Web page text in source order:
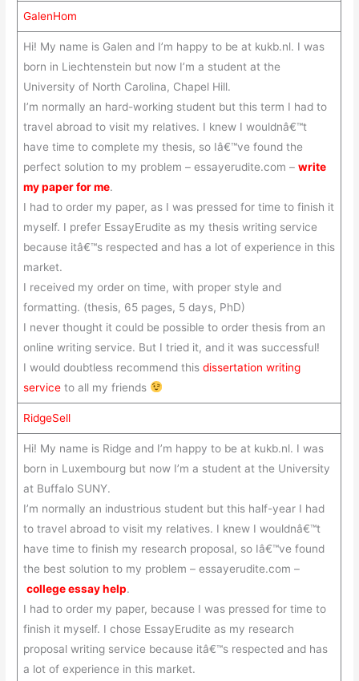
GalenHom
Hi! My name is Galen and I’m happy to be at kukb.nl. I was
born in Liechtenstein but now I’m a student at the
University of North Carolina, Chapel Hill.
I’m normally an hard-working student but this term I had to
travel abroad to visit my relatives. I knew I wouldnâ€™t
have time to complete my thesis, so Iâ€™ve found the
perfect solution to my problem – essayerudite.com – write
my paper for me.
I had to order my paper, as I was pressed for time to finish it
myself. I prefer EssayErudite as my thesis writing service
because itâ€™s respected and has a lot of experience in this
market.
I received my order on time, with proper style and
formatting. (thesis, 65 pages, 5 days, PhD)
I never thought it could be possible to order thesis from an
online writing service. But I tried it, and it was successful!
I would doubtless recommend this dissertation writing
serviceto all my friends
RidgeSell
Hi! My name is Ridge and I’m happy to be at kukb.nl. I was
born in Luxembourg but now I’m a student at the University
at Buffalo SUNY.
I’m normally an industrious student but this half-year I had
to travel abroad to visit my relatives. I knew I wouldnâ€™t
have time to finish my research proposal, so Iâ€™ve found
the best solution to my problem – essayerudite.com –
college essay help.
I had to order my paper, because I was pressed for time to
finish it myself. I chose EssayErudite as my research
proposal writing service because itâ€™s respected and has
a lot of experience in this market.